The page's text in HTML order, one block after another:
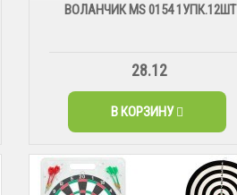
ВОЛАНЧИК MS 0154 1УПК.12ШТ
28.12
В КОРЗИНУ